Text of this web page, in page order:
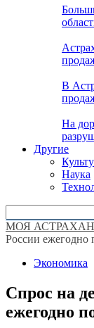
В
На
Другие
Наука
МОЯ
России ежегодно
Экономика
Спрос на
ежегодно